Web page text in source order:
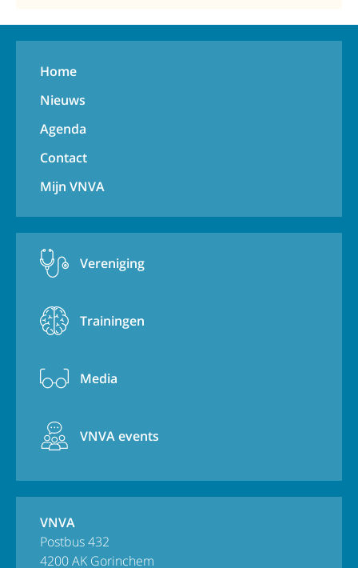
Home
Nieuws
Agenda
Contact
Mijn VNVA
Vereniging
Trainingen
Media
VNVA events
VNVA
Postbus 432
4200 AK Gorinchem